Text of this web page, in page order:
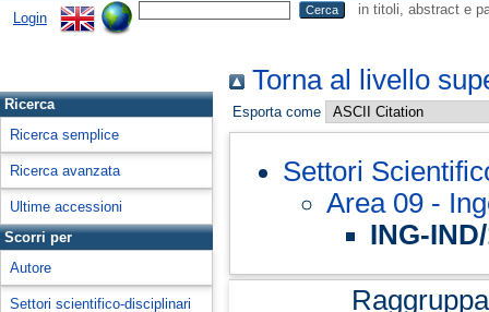
Login
in titoli, abstract e
Ricerca
Ricerca semplice
Ricerca avanzata
Ultime accessioni
Scorri per
Autore
Settori scientifico-disciplinari
Torna al livello
Esporta come
Settori
Area 09 -
ING-